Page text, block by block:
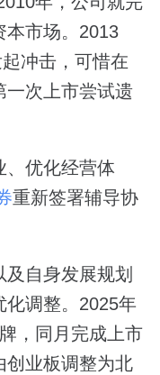
本市场。2013
冲击，可惜在
一次上市尝试遗
、优化经营体
重新签署辅导协
自身发展规划
化调整。2025年
，同月完成上市
创业板调整为北